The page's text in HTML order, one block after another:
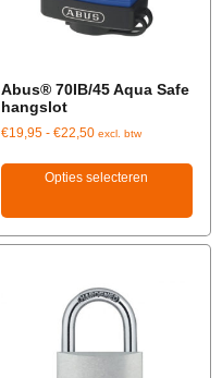
Abus® 70IB/45 Aqua Safe
hangslot
€19,95 - €22,50 excl. btw
Opties selecteren